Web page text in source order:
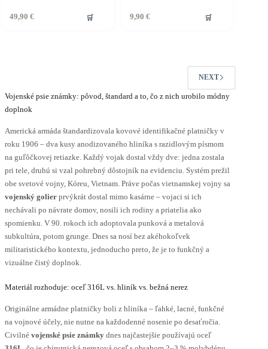
49,90 € 🛒 9,90€ 🛒
NEXT
Vojenské psie známky: pôvod, štandard a to, čo z nich urobilo módny
doplnok
Americká armáda štandardizovala kovové identifikačné platničky v
roku 1906 – dva kusy anodizovaného hliníka s razidlovým písmom
na guľôčkovej retiazke. Každý vojak dostal vždy dve: jedna zostala
pri tele, druhú si vzal pohrebný dôstojník na evidenciu. Systém prežil
obe svetové vojny, Kóreu, Vietnam. Práve počas vietnamskej vojny sa
vojenský golier prvýkrát dostal mimo kasárne – vojaci si ich
nechávali po návrate domov, nosili ich rodiny a priatelia ako
spomienku. V 90. rokoch ich adoptovala punková a metalová
subkultúra, potom grunge. Dnes sa nosí bez akéhokoľvek
militaristického kontextu, jednoducho preto, že je to funkčný a
vizuálne čistý doplnok.
Materiál rozhoduje: oceľ 316L vs. hliník vs. bežná nerez
Originálne armádne platničky boli z hliníka – ľahké, lacné, funkčné
na vojnové účely, nie nutne na každodenné nosenie po desaťročia.
Civilné vojenské psie známky dnes najčastejšie používajú oceľ